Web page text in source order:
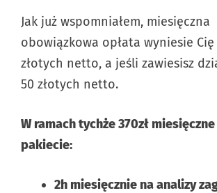
Jak już wspomniałem, miesięczna
obowiązkowa opłata wyniesie Cię
złotych netto, a jeśli zawiesisz
50 złotych netto.
W ramach tychże 370zł
pakiecie:
2h miesięcznie na analizy